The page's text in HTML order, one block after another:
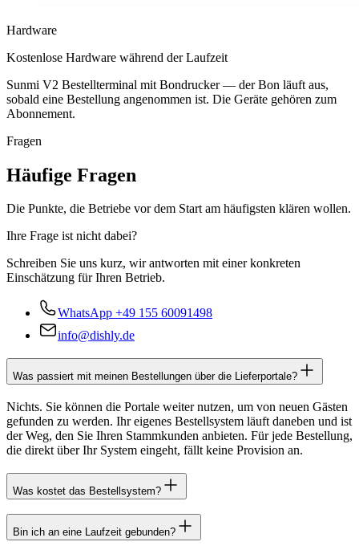
Hardware
Kostenlose Hardware während der Laufzeit
Sunmi V2 Bestellterminal mit Bondrucker — der Bon läuft aus,
sobald eine Bestellung angenommen ist. Die Geräte gehören zum
Abonnement.
Fragen
Häufige Fragen
Die Punkte, die Betriebe vor dem Start am häufigsten klären wollen.
Ihre Frage ist nicht dabei?
Schreiben Sie uns kurz, wir antworten mit einer konkreten
Einschätzung für Ihren Betrieb.
WhatsApp +49 155 60091498
info@dishly.de
Was passiert mit meinen Bestellungen über die Lieferportale?
Nichts. Sie können die Portale weiter nutzen, um von neuen Gästen
gefunden zu werden. Ihr eigenes Bestellsystem läuft daneben und ist
der Weg, den Sie Ihren Stammkunden anbieten. Für jede Bestellung,
die direkt über Ihr System eingeht, fällt keine Provision an.
Was kostet das Bestellsystem?
Bin ich an eine Laufzeit gebunden?